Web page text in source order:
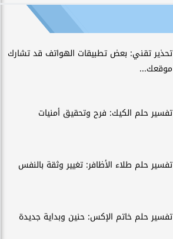
تحذير تقني: بعض تطبيقات الهواتف قد تشارك
موقعك...
تفسير حلم الكيك: فرح وتحقيق أمنيات
تفسير حلم طلاء الأظافر: تغيير وثقة بالنفس
تفسير حلم خاتم الإكس: حنين وبداية جديدة